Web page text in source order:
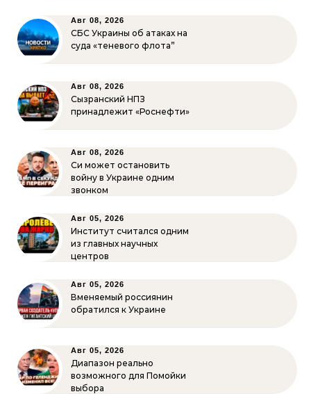
Авг 08, 2026
СБС Украины об атаках на
суда «теневого флота”
Авг 08, 2026
Сызранский НПЗ
принадлежит «Роснефти»
Авг 08, 2026
Си может остановить
войну в Украине одним
звонком
Авг 05, 2026
Институт считался одним
из главных научных
центров
Авг 05, 2026
Вменяемый россиянин
обратился к Украине
Авг 05, 2026
Диапазон реально
возможного для Помойки
выбора